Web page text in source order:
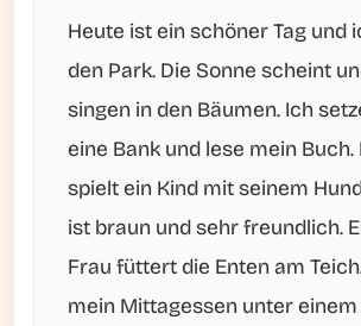
Heute ist ein schöner Tag und
den Park. Die Sonne scheint
singen in den Bäumen. Ich
eine Bank und lese mein
spielt ein Kind mit seinem
ist braun und sehr freundlich.
Frau füttert die Enten am
mein Mittagessen unter